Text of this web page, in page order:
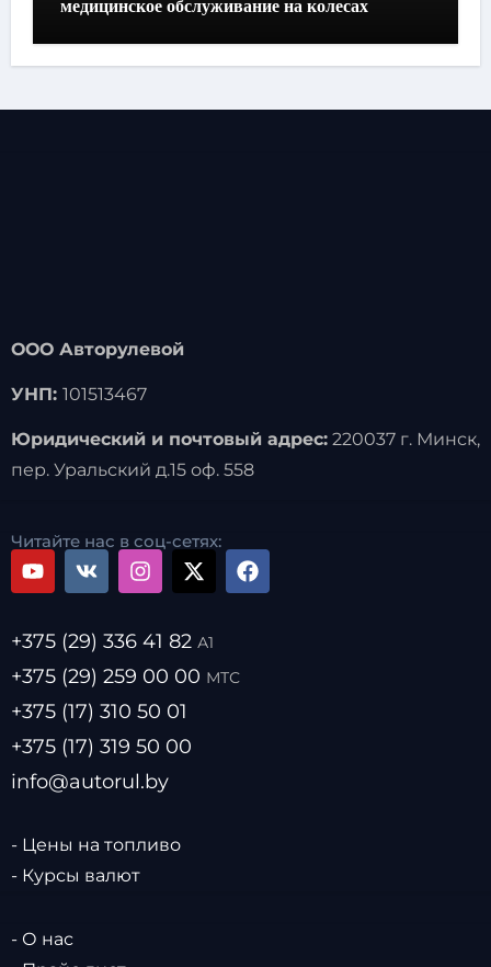
медицинское обслуживание на колесах
ООО Авторулевой
УНП: 101513467
Юридический и почтовый адрес:220037 г. Минск,
пер. Уральский д.15 оф. 558
Читайте нас в соц-сетях:
+375 (29) 336 41 82 А1
+375 (29) 259 00 00 МТС
+375 (17) 310 50 01
+375 (17) 319 50 00
info@autorul.by
- Цены на топливо
- Курсы валют
- О нас